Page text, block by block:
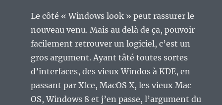
Le côté « Windows look » peut rassurer le
nouveau venu. Mais au delà de ça, pouvoir
facilement retrouver un logiciel, c’est un
gros argument. Ayant tâté toutes sortes
d’interfaces, des vieux Windos à KDE, en
passant par Xfce, MacOS X, les vieux Mac
OS, Windows 8 et j’en passe, l’argument du